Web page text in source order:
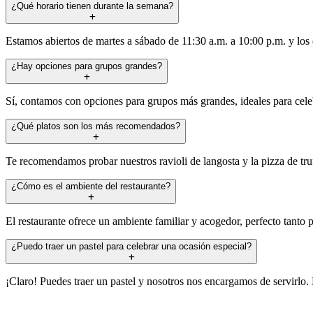
¿Qué horario tienen durante la semana?
Estamos abiertos de martes a sábado de 11:30 a.m. a 10:00 p.m. y
¿Hay opciones para grupos grandes?
Sí, contamos con opciones para grupos más grandes, ideales para
¿Qué platos son los más recomendados?
Te recomendamos probar nuestros ravioli de langosta y la pizza de
¿Cómo es el ambiente del restaurante?
El restaurante ofrece un ambiente familiar y acogedor, perfecto tanto
¿Puedo traer un pastel para celebrar una ocasión especial?
¡Claro! Puedes traer un pastel y nosotros nos encargamos de